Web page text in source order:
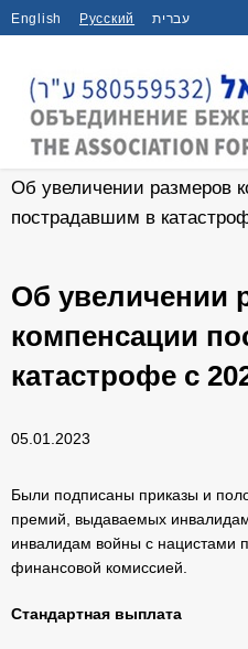
English Русский עברית
Главная / События /
Об увеличении размеров
пострадавшим в
Об увеличении
компенсации
катастрофе с
05.01.2023
Были подписаны приказы и
премий, выдаваемых
инвалидам войны с нацистами
финансовой комиссией.
Стандартная выплата